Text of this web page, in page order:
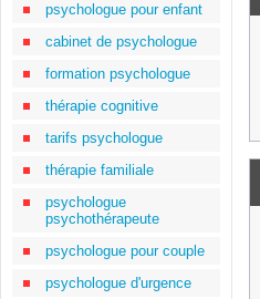
psychologue pour enfant
cabinet de psychologue
formation psychologue
thérapie cognitive
tarifs psychologue
thérapie familiale
psychologue
psychothérapeute
psychologue pour couple
psychologue d'urgence